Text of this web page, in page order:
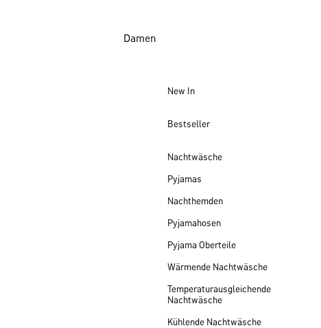
Damen
New In
Bestseller
Nachtwäsche
Pyjamas
Nachthemden
Pyjamahosen
Pyjama Oberteile
Wärmende Nachtwäsche
Temperaturausgleichende
Nachtwäsche
Kühlende Nachtwäsche